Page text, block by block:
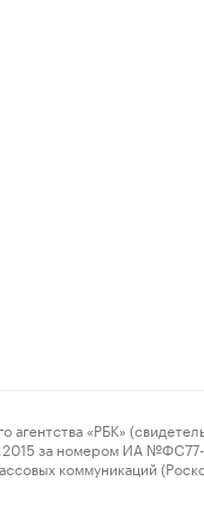
«РБК»
за номером ИА
коммуникаций